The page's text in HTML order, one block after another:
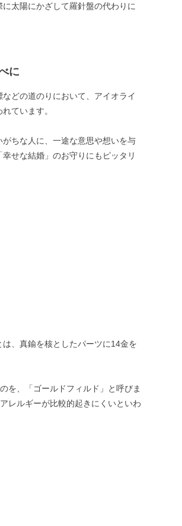
太陽にかざして羅針盤の代わりに
に
どの道のりにおいて、アイオライ
ています。
ちな人に、一途な意思や想いを与
せな結婚」のお守りにもピッタリ
、真鍮を核としたパーツに14金を
を、「ゴールドフィルド」と呼びま
レルギーが比較的起きにくいといわ